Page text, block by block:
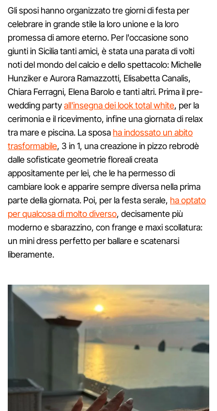
Gli sposi hanno organizzato tre giorni di festa per
celebrare in grande stile la loro unione e la loro
promessa di amore eterno. Per l'occasione sono
giunti in Sicilia tanti amici, è stata una parata di volti
noti del mondo del calcio e dello spettacolo: Michelle
Hunziker e Aurora Ramazzotti, Elisabetta Canalis,
Chiara Ferragni, Elena Barolo e tanti altri. Prima il pre-
wedding partyall'insegna dei look total white, per la
cerimonia e il ricevimento, infine una giornata di relax
tra mare e piscina. La sposa ha indossato un abito
trasformabile, 3 in 1, una creazione in pizzo rebrodè
dalle sofisticate geometrie floreali creata
appositamente per lei, che le ha permesso di
cambiare look e apparire sempre diversa nella prima
parte della giornata. Poi, per la festa serale, ha optato
per qualcosa di molto diverso, decisamente più
moderno e sbarazzino, con frange e maxi scollatura:
un mini dress perfetto per ballare e scatenarsi
liberamente.